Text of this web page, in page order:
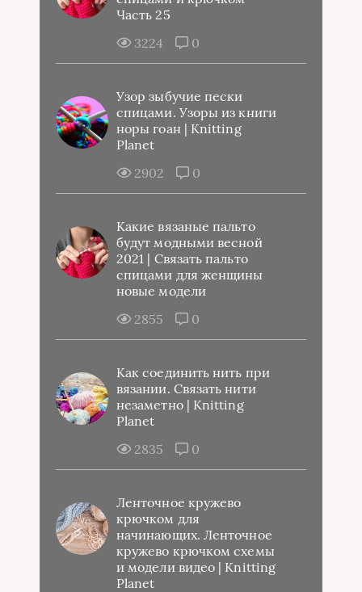
Часть 25
3224
0
Узор зыбучие пески
спицами. Узоры из книги
норы гоан | Knitting
Planet
2902
0
Какие вязаные пальто
будут модными весной
2021 | Связать пальто
спицами для женщины
новые модели
2855
0
Как соединить нить при
вязании. Связать нити
незаметно | Knitting
Planet
2835
0
Ленточное кружево
крючком для
начинающих. Ленточное
кружево крючком схемы
и модели видео | Knitting
Planet